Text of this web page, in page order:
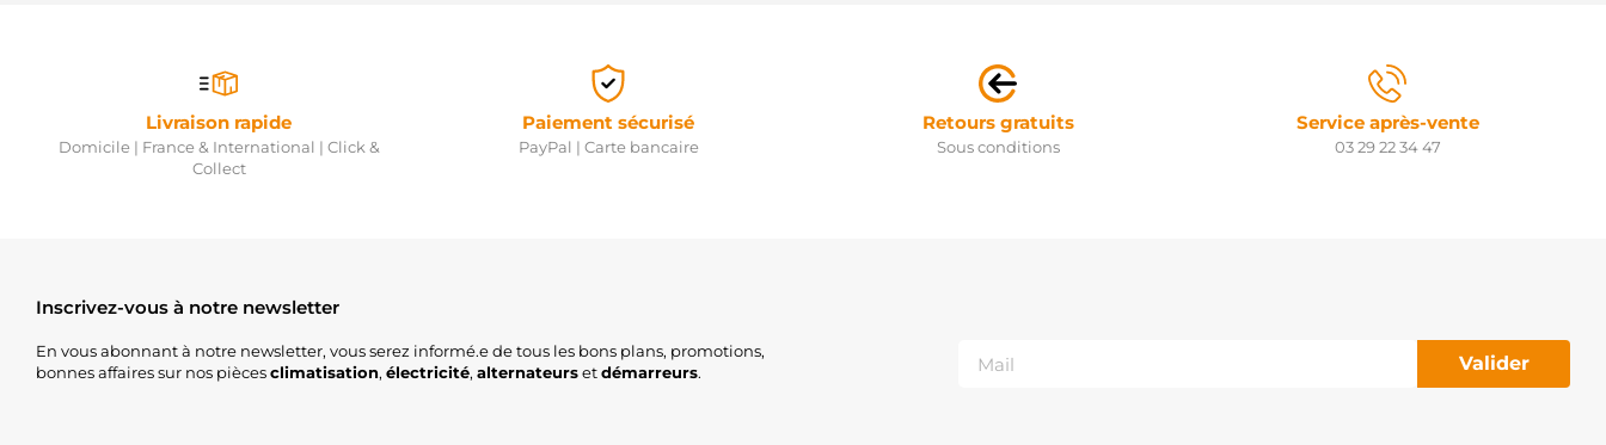
Livraison rapide
Domicile | France & International | Click &
Collect
Paiement sécurisé
PayPal | Carte bancaire
Retours gratuits
Sous conditions
Service après-vente
03 29 22 34 47
Inscrivez-vous à notre newsletter
En vous abonnant à notre newsletter, vous serez informé.e de tous les bons plans, promotions,
bonnes affaires sur nos piècesclimatisation, électricité, alternateursetdémarreurs. Valider